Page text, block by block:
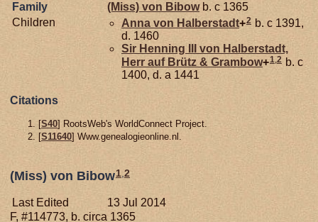
Family (Miss) von Bibowb. c 1365
Children
Anna von Halberstadt+2 b. c 1391,
d. 1460
Sir Henning III von Halberstadt,
Herr auf Brütz & Grambow+1,2 b. c
1400, d. a 1441
Citations
[S40] RootsWeb's WorldConnect Project.
[S11640] Www.genealogieonline.nl.
(Miss) von Bibow1 2
Last Edited
13 Jul 2014
F, #114773, b. circa 1365